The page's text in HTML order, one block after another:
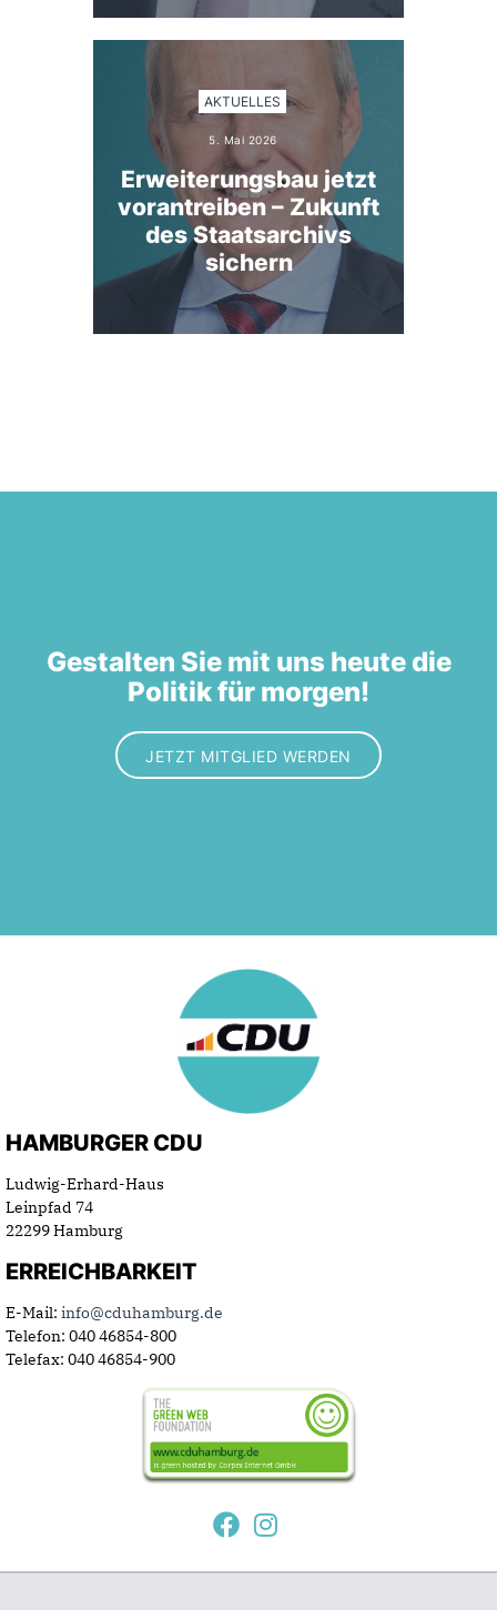
AKTUELLES
5. Mai 2026
Erweiterungsbau jetzt
vorantreiben – Zukunft
des Staatsarchivs
sichern
Gestalten Sie mit uns heute die
Politik für morgen!
JETZT MITGLIED WERDEN
HAMBURGER CDU
Ludwig-Erhard-Haus
Leinpfad 74
22299 Hamburg
ERREICHBARKEIT
E-Mail: info@cduhamburg.de
Telefon: 040 46854-800
Telefax: 040 46854-900